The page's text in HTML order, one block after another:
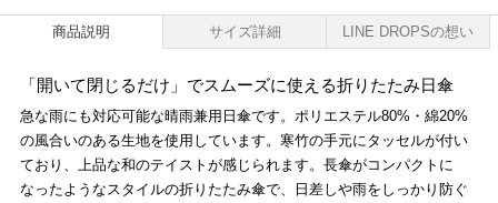
商品説明 サイズ詳細 LINE DROPSの想い
「開いて閉じるだけ」でスムーズに使える折りたたみ日傘
急な雨にも対応可能な晴雨兼用日傘です。ポリエステル80%・綿20%
の風合いのある生地を使用しています。寒竹の手元にタッセルが付い
ており、上品な和のテイストが感じられます。長傘がコンパクトに
なったようなスタイルの折りたたみ傘で、日差しや雨をしっかり防ぐ